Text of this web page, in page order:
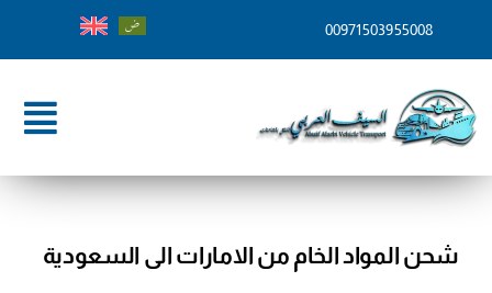
00971503955008
الرئيسية
شحن المواد الخام من الامارات الى السعودية